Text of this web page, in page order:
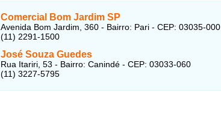
Comercial Bom Jardim SP
Avenida Bom Jardim, 360 - Bairro: Pari - CEP: 03035-000
(11) 2291-1500
José Souza Guedes
Rua Itariri, 53 - Bairro: Canindé - CEP: 03033-060
(11) 3227-5795